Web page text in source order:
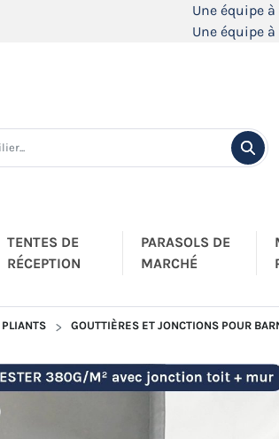
Une équipe
Une équipe
TENTES DE
RÉCEPTION
PARASOLS DE
MARCHÉ
GOUTTIÈRES ET JONCTIONS POUR